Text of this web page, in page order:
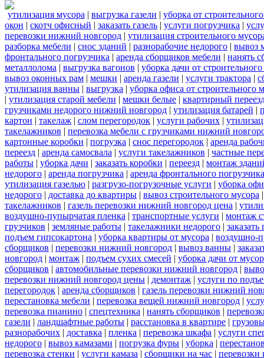
утилизация мусора | выгрузка газели | уборка от
окон | скотч офисный | заказать газель | услуги погрузчика |
перевозки нижний новгород | утилизация строительного
разборка мебели | снос зданий | разнорабочие недорого | вывоз
фронтального погрузчика | аренда сборщиков мебели | нанять
металлолома | выгрузка вагонов | уборка дачи от
вывоз оконных рам | мешки | аренда газели | услуги трактора |
утилизация ванны | выгрузка | уборка офиса от строительного
| утилизация старой мебели | мешки белые | квартирный
грузчиками недорого нижний новгород | утилизация батарей |
картон | такелаж | слом перегородок | услуги рабочих |
такелажников | перевозка мебели с грузчиками нижний
картонные коробки | погрузка | снос перегородок | аренда
переезд | аренда самосвала | услуги такелажников | частные
работы | уборка дачи | заказать коробки | переезд | монтаж
недорого | аренда погрузчика | аренда фронтального погрузчика
утилизация газелью | разгрузо-погрузочные услуги | уборка
недорого | доставка до квартиры | вывоз строительного мусора
такелажников | газель перевозки нижний новгород цена |
воздушно-пупырчатая пленка | транспортные услуги | монтаж
грузчиков | земляные работы | такелажники недорого |
подъем гипсокартона | уборка квартиры от мусора | воздушно-
сборщиков | перевозки нижний новгород | вывоз ванны |
новгород | монтаж | подъем сухих смесей | уборка дачи от
сборщиков | автомобильные перевозки нижний новгород |
перевозки нижний новгород цены | демонтаж | услуги по
перегородок | аренда сборщиков | газель перевозки нижний
перестановка мебели | перевозка вещей нижний новгород |
перевозка пианино | спецтехника | нанять сборщиков |
газели | ландшафтные работы | расстановка в квартире |
разнорабочих | доставка | пленка | перевозка шкафа | услуги
недорого | вывоз камазами | погрузка фуры | уборка |
перевозка стенки | услуги камаза | сборщики на час | перевозки